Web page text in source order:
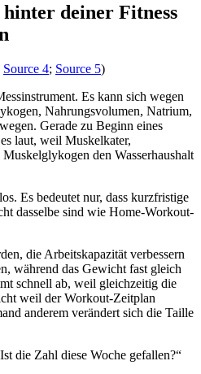
deiner Fitness
Source 4; Source 5)
Es kann sich wegen
Nahrungsvolumen, Natrium,
Gerade zu Beginn eines
laut, weil Muskelkater,
den Wasserhaushalt
Es bedeutet nur, dass kurzfristige
dasselbe sind wie Home-Workout-
die Arbeitskapazität verbessern
während das Gewicht fast gleich
schnell ab, weil gleichzeitig die
weil der Workout-Zeitplan
anderem verändert sich die Taille
die Zahl diese Woche gefallen?“